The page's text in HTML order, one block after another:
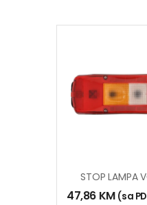
47,86 KM (sa